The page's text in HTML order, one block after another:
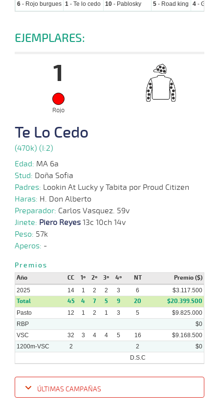
6 - Rojo burgues 1 - Te lo cedo
10 - Pablosky
5 - Road king
4 - Gran
EJEMPLARES:
1
Rojo
Te Lo Cedo
(470k) (I:2)
Edad: MA 6a
Stud: Doña Sofia
Padres: Lookin At Lucky y Tabita por Proud Citizen
Haras: H. Don Alberto
Preparador: Carlos Vasquez. 59v
Jinete: Piero Reyes 13c 10ch 14v
Peso: 57k
Aperos: -
Premios
Año CC 1º 2º 3º 4º NT Premio ($)
2025 14 1 2 2 3 6 $3.117.500
Total 45 4 7 5 9 20 $20.399.500
Pasto 12 1 2 1 3 5
$9.825.000
RBP
$0
VSC
32 3 4 4 5 16
$9.168.500
1200m-VSC
2 2
$0
D.S.C
ÚLTIMAS CAMPAÑAS